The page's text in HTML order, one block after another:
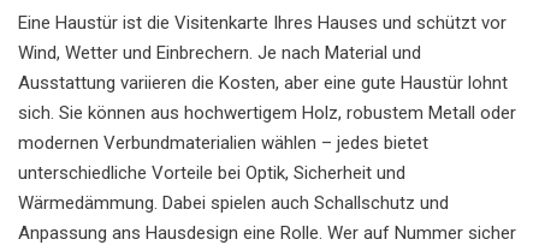
Eine Haustür ist die Visitenkarte Ihres Hauses und schützt vor
Wind, Wetter und Einbrechern. Je nach Material und
Ausstattung variieren die Kosten, aber eine gute Haustür lohnt
sich. Sie können aus hochwertigem Holz, robustem Metall oder
modernen Verbundmaterialien wählen – jedes bietet
unterschiedliche Vorteile bei Optik, Sicherheit und
Wärmedämmung. Dabei spielen auch Schallschutz und
Anpassung ans Hausdesign eine Rolle. Wer auf Nummer sicher